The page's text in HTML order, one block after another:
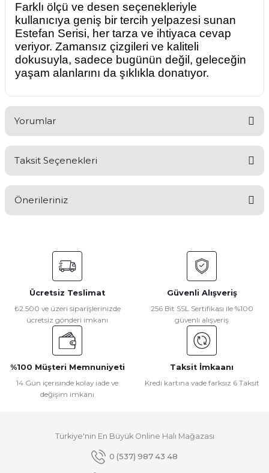
Farklı ölçü ve desen seçenekleriyle
kullanıcıya geniş bir tercih yelpazesi sunan
Estefan Serisi, her tarza ve ihtiyaca cevap
veriyor. Zamansız çizgileri ve kaliteli
dokusuyla, sadece bugünün değil, geleceğin
yaşam alanlarını da şıklıkla donatıyor.
Yorumlar
Yorum Yaz
Taksit Seçenekleri
Önerileriniz
konularda yetersiz gördüğünüz noktaları öneri formunu
kullanarak tarafımıza iletebilirsiniz.
Görüş ve önerileriniz için teşekkür ederiz.
Ürün resmi kalitesiz, bozuk veya görüntülenemiyor.
Ürün açıklamasında eksik bilgiler bulunuyor.
Ürün bilgilerinde hatalar bulunuyor.
Ürün fiyatı diğer sitelerden daha pahalı.
Gönder
Ücretsiz Teslimat
₺2.500 ve üzeri siparişlerinizde
ücretsiz gönderi imkanı
Güvenli Alışveriş
256 Bit SSL Sertifikası ile %100
güvenli alışveriş
%100 Müşteri Memnuniyeti
14 Gün içerisinde kolay iade ve
değişim imkanı
Taksit İmkaanı
Kredi kartına vade farksız 6 Taksit
Türkiye'nin En Büyük Online Halı Mağazası
0 (537) 987 43 48